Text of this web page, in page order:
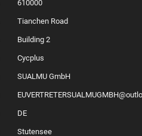
jest podłączony do zasilania)
12142/12148 (oś
610000
Tianchen Road
Building 2
Cycplus
SUALMU GmbH
DE
Stutensee